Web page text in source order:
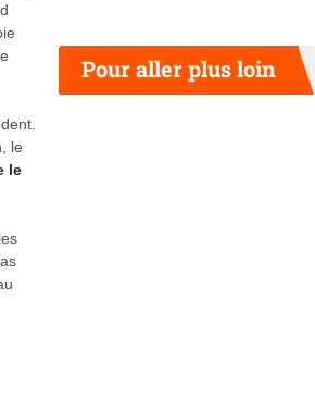
le
le
Pour aller plus loin